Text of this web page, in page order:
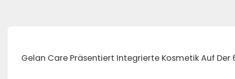
Gelan Care Präsentiert Integrierte Kosmetik Auf